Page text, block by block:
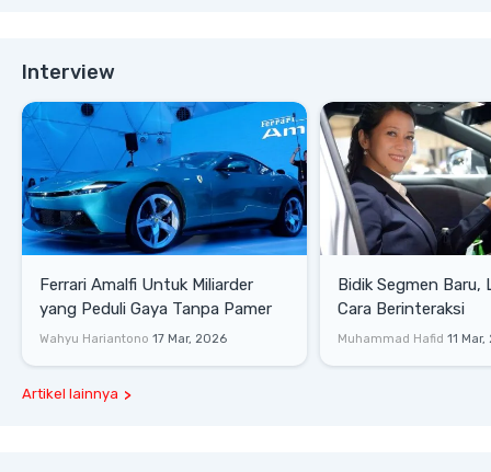
Interview
Ferrari Amalfi Untuk Miliarder
yang Peduli Gaya Tanpa Pamer
Wahyu Hariantono 17 Mar, 2026
Bidik Segmen Baru,
Cara Berinteraksi
Muhammad Hafid 11
Artikel lainnya